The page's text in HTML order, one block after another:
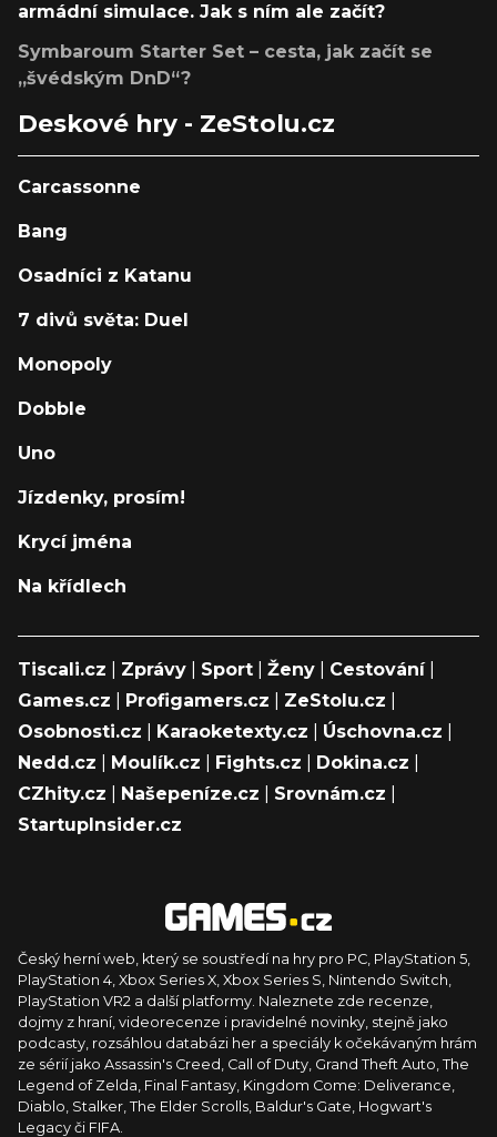
armádní simulace. Jak s ním ale začít?
Symbaroum Starter Set – cesta, jak začít se
„švédským DnD“?
Deskové hry - ZeStolu.cz
Carcassonne
Bang
Osadníci z Katanu
7 divů světa: Duel
Monopoly
Dobble
Uno
Jízdenky, prosím!
Krycí jména
Na křídlech
Tiscali.cz Zprávy Sport Ženy Cestování|
Games.cz
Profigamers.cz ZeStolu.cz
Osobnosti.cz
Karaoketexty.cz Úschovna.cz
Nedd.cz
Moulík.cz Fights.cz Dokina.cz
CZhity.cz
Našepeníze.cz Srovnám.cz
StartupInsider.cz
Český herní web, který se soustředí na hry pro PC, PlayStation 5,
PlayStation 4, Xbox Series X, Xbox Series S, Nintendo Switch,
PlayStation VR2 a další platformy. Naleznete zde recenze,
dojmy z hraní, videorecenze i pravidelné novinky, stejně jako
podcasty, rozsáhlou databázi her a speciály k očekávaným hrám
ze sérií jako Assassin's Creed, Call of Duty, Grand Theft Auto, The
Legend of Zelda, Final Fantasy, Kingdom Come: Deliverance,
Diablo, Stalker, The Elder Scrolls, Baldur's Gate, Hogwart's
Legacy či FIFA.